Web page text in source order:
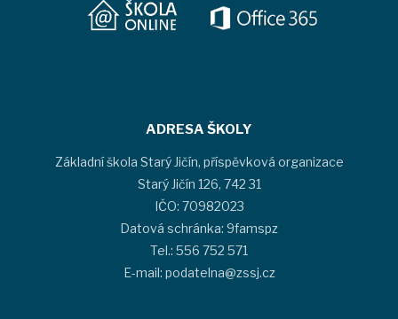
ADRESA ŠKOLY
Základní škola Starý Jičín, příspěvková organizace
Starý Jičín 126, 742 31
IČO: 70982023
Datová schránka: 9famspz
Tel.: 556 752 571
E-mail: podatelna@zssj.cz